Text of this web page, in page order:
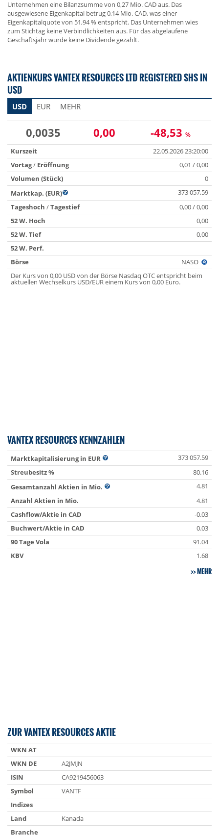
Unternehmen eine Bilanzsumme von 0,27 Mio. CAD aus. Das
ausgewiesene Eigenkapital betrug 0,14 Mio. CAD, was einer
Eigenkapitalquote von 51,94 % entspricht. Das Unternehmen wies
zum Stichtag keine Verbindlichkeiten aus. Für das abgelaufene
Geschäftsjahr wurde keine Dividende gezahlt.
AKTIENKURS VANTEX RESOURCES LTD REGISTERED SHS IN
USD
USD EUR MEHR
0,0035 0,00 -48,53 %
Kurszeit
22.05.2026 23:20:00
Vortag/ Eröffnung
0,01 / 0,00
Volumen (Stück)
0
Marktkap. (EUR)
373 057,59
Tageshoch /Tagestief
0,00 / 0,00
52 W. Hoch
0,00
52 W. Tief
0,00
52 W. Perf.
Börse
NASO
Der Kurs von 0,00 USD von der Börse Nasdaq OTC entspricht beim
aktuellen Wechselkurs USD/EUR einem Kurs von 0,00 Euro.
VANTEX RESOURCES KENNZAHLEN
Marktkapitalisierung in EUR
373 057.59
Streubesitz %
80.16
Gesamtanzahl Aktien in Mio.
4.81
Anzahl Aktien in Mio.
4.81
Cashflow/Aktie in CAD
-0.03
Buchwert/Aktie in CAD
0.03
90 Tage Vola
91.04
KBV
1.68
MEHR
ZUR VANTEX RESOURCES AKTIE
WKN AT
WKN DE
A2JMJN
ISIN
CA9219456063
Symbol
VANTF
Indizes
Land
Kanada
Branche